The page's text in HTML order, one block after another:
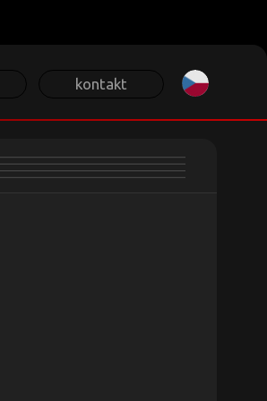
Zvolte jazyk
kontakt